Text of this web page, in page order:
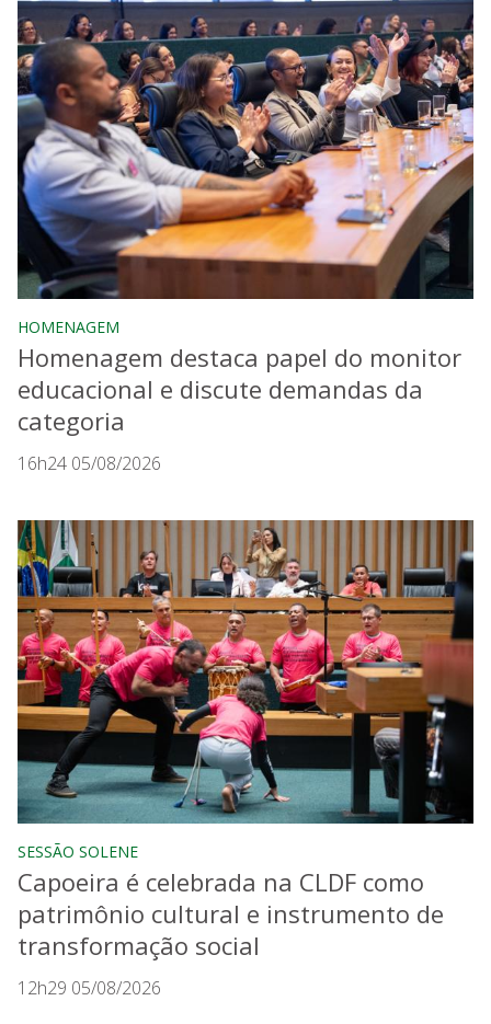
HOMENAGEM
Homenagem destaca papel do monitor
educacional e discute demandas da
categoria
16h24 05/08/2026
SESSÃO SOLENE
Capoeira é celebrada na CLDF como
patrimônio cultural e instrumento de
transformação social
12h29 05/08/2026